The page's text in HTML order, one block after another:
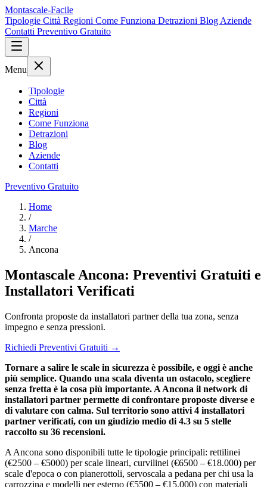
Montascale-Facile
Tipologie Città Regioni Come Funziona Detrazioni Blog Aziende
Contatti Preventivo Gratuito
Menu
Tipologie
Città
Regioni
Come Funziona
Detrazioni
Blog
Aziende
Contatti
Preventivo Gratuito
Home
/
Marche
/
Ancona
Montascale Ancona: Preventivi Gratuiti e
Installatori Verificati
Confronta proposte da installatori partner della tua zona, senza
impegno e senza pressioni.
Richiedi Preventivi Gratuiti →
Tornare a salire le scale in sicurezza è possibile, e oggi è anche
più semplice. Quando una scala diventa un ostacolo, scegliere
senza fretta è la cosa più importante. A Ancona il network di
installatori partner permette di confrontare proposte diverse e
di valutare con calma. Sul territorio sono attivi 4 installatori
partner verificati, con un giudizio medio di 4.3 su 5 stelle
raccolto su 36 recensioni.
A Ancona sono disponibili tutte le tipologie principali: rettilinei
(€2500 – €5000) per scale lineari, curvilinei (€6500 – €18.000) per
scale d'epoca o con pianerottoli, servoscala a pedana per chi usa la
carrozzina e modelli per esterno (€5500 – €15.000) con materiali